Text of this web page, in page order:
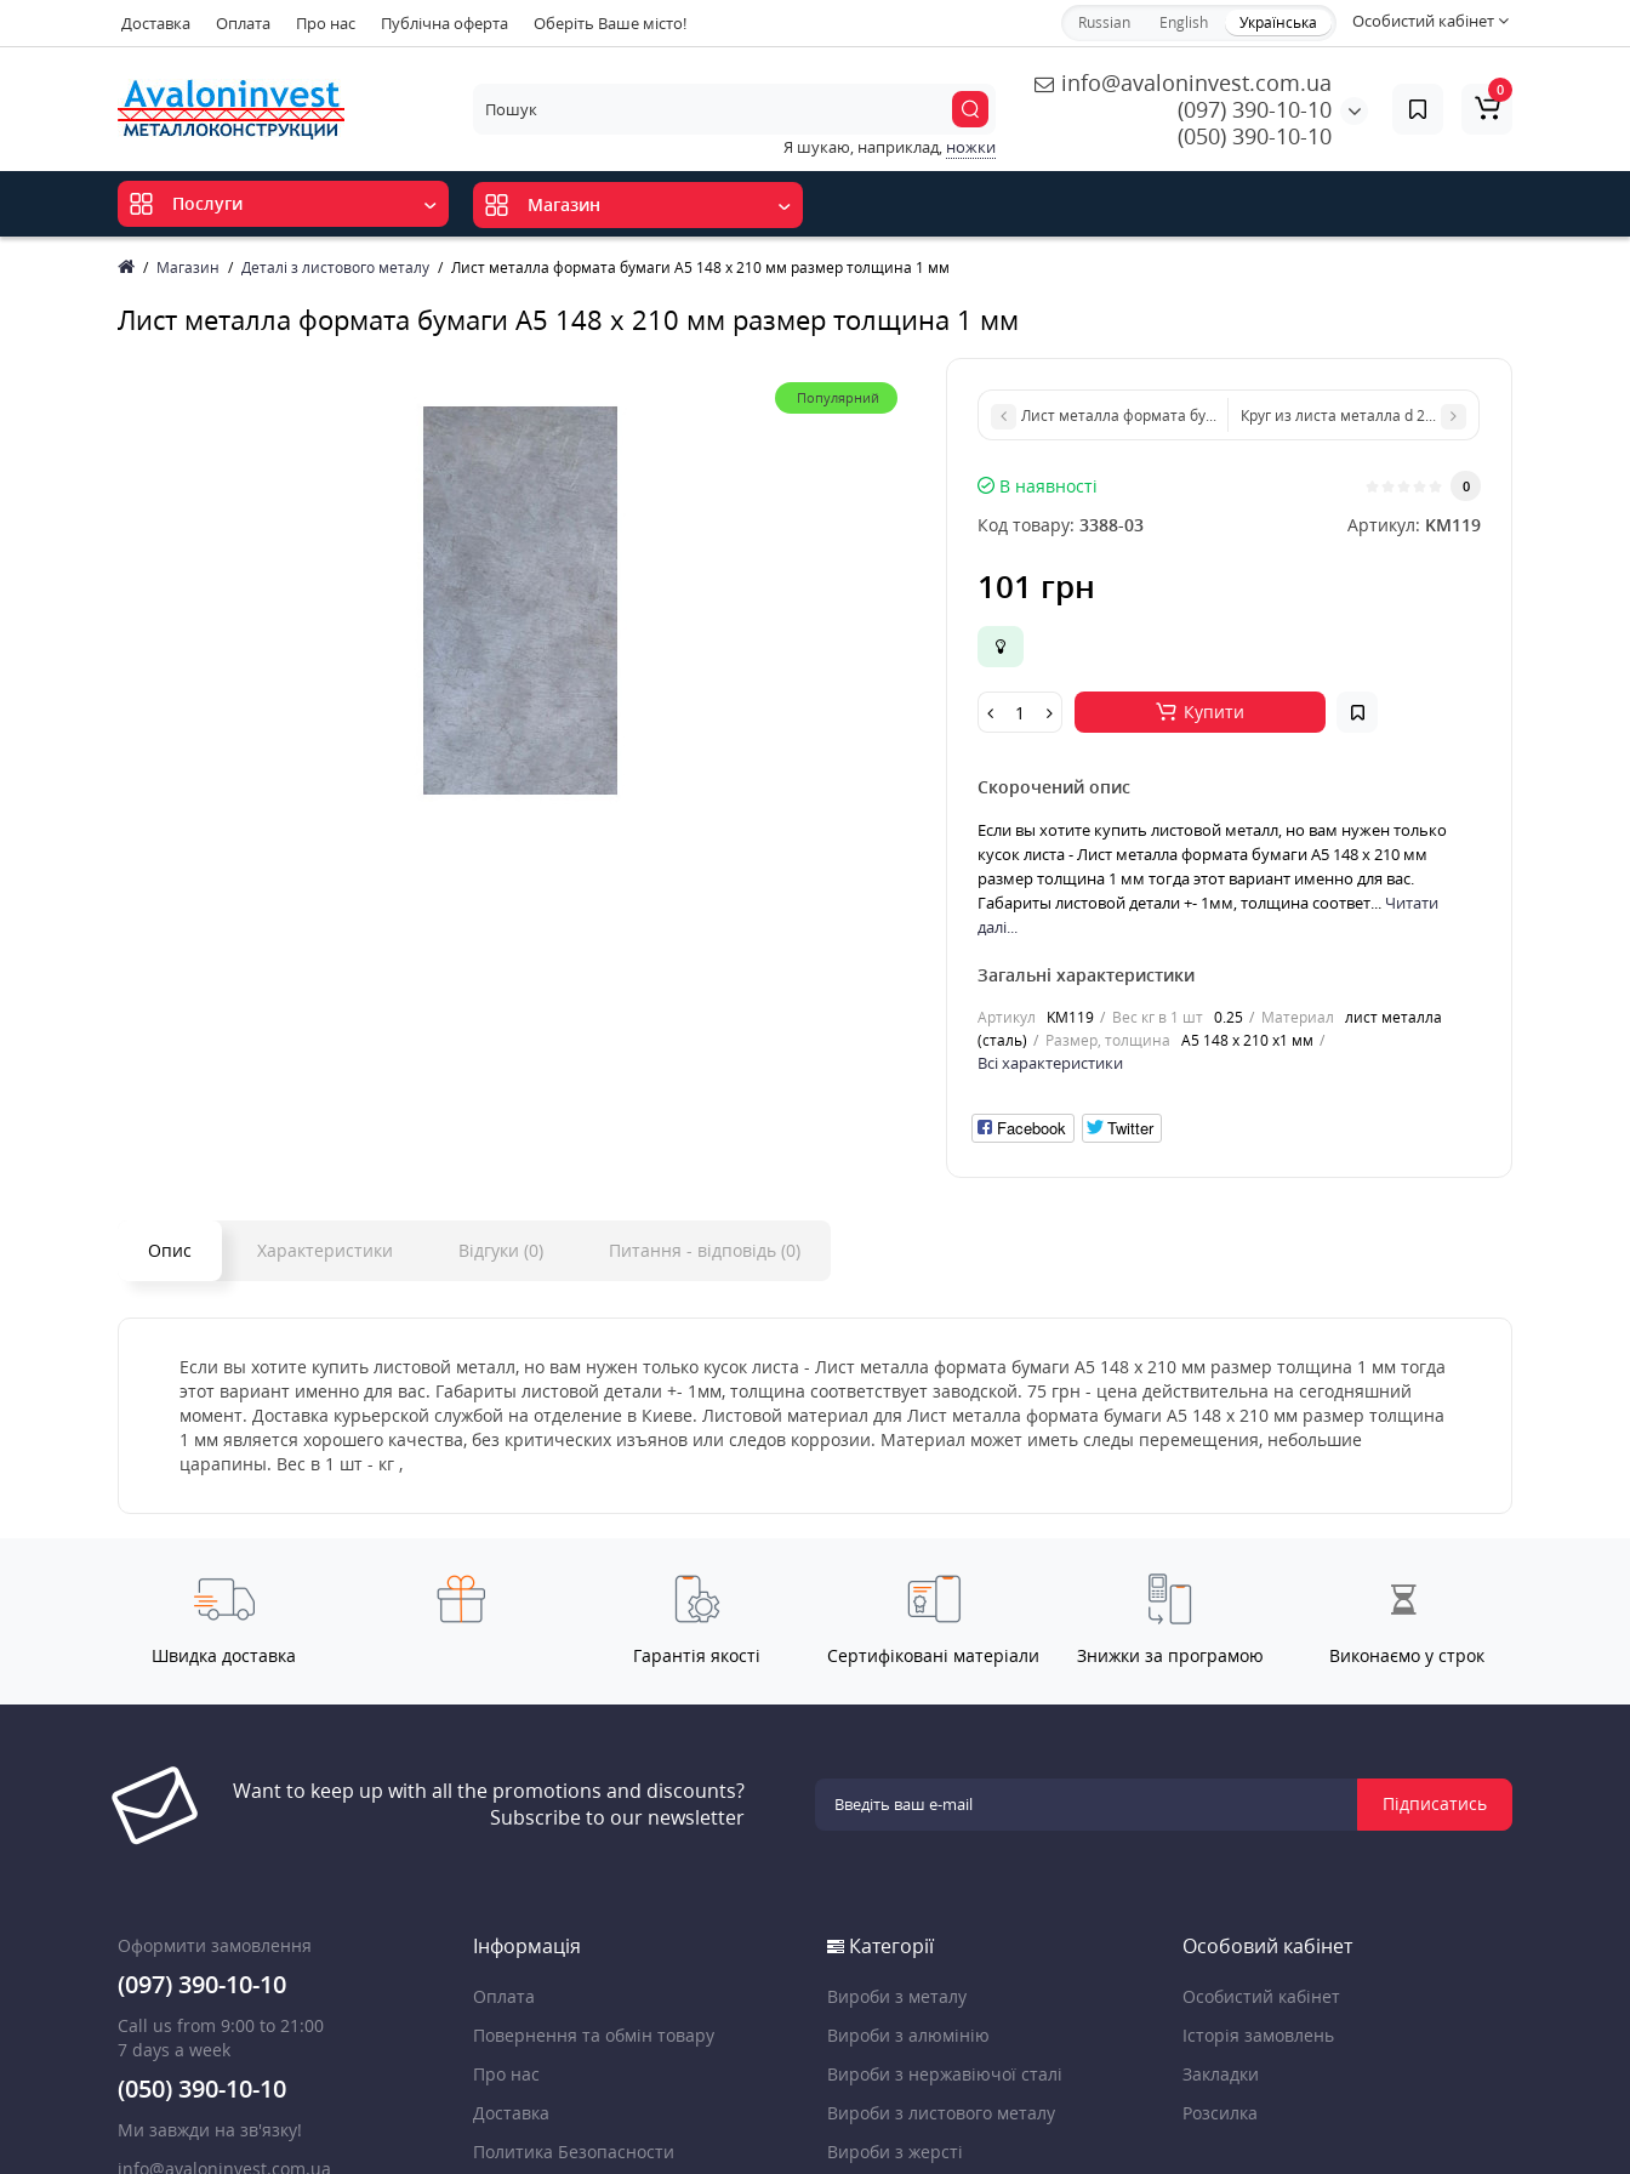
Доставка Оплата Про нас Публічна оферта Оберіть Ваше місто! Особистий кабінет
Russian English Українська
info@avaloninvest.com.ua
(097) 390-10-10
(050) 390-10-10
Я шукаю, наприклад, ножки
0
Послуги Магазин
Магазин Деталі з листового металу Лист металла формата бумаги А5 148 х 210 мм размер толщина 1 мм
Лист металла формата бумаги А5 148 х 210 мм размер толщина 1 мм
Популярний
Лист металла формата бумаги А4 210 х 297 мм размер толщина 1 мм
Круг из листа металла d 200 мм диаметр толщина
В наявності 0
Код товару: 3388-03 Артикул: KM119
101 грн
Купити
Скорочений опис
Если вы хотите купить листовой металл, но вам нужен только
кусок листа - Лист металла формата бумаги А5 148 х 210 мм
размер толщина 1 мм тогда этот вариант именно для вас.
Габариты листовой детали +- 1мм, толщина соответ... Читати
далі...
Загальні характеристики
Артикул KM119 Вес кг в 1 шт 0.25 Материал лист металла
(сталь)
Размер, толщина А5 148 х 210 х1 мм
Всі характеристики
Facebook Twitter
Опис Характеристики Відгуки (0) Питання - відповідь (0)
Если вы хотите купить листовой металл, но вам нужен только кусок листа - Лист металла формата бумаги А5 148 х 210 мм размер толщина 1 мм тогда
этот вариант именно для вас. Габариты листовой детали +- 1мм, толщина соответствует заводской. 75 грн - цена действительна на сегодняшний
момент. Доставка курьерской службой на отделение в Киеве. Листовой материал для Лист металла формата бумаги А5 148 х 210 мм размер толщина
1 мм является хорошего качества, без критических изъянов или следов коррозии. Материал может иметь следы перемещения, небольшие
царапины. Вес в 1 шт - кг ,
Швидка доставка Гарантія якості Сертифіковані матеріали Знижки за програмою Виконаємо у строк
Want to keep up with all the promotions and discounts?
Subscribe to our newsletter
Підписатись
Оформити замовлення
(097) 390-10-10
Call us from 9:00 to 21:00
7 days a week
(050) 390-10-10
Ми завжди на зв'язку!
info@avaloninvest.com.ua
Інформація
Оплата
Повернення та обмін товару
Про нас
Доставка
Политика Безопасности
Категорії
Вироби з металу
Вироби з алюмінію
Вироби з нержавіючої сталі
Вироби з листового металу
Вироби з жерсті
Особовий кабінет
Особистий кабінет
Історія замовлень
Закладки
Розсилка